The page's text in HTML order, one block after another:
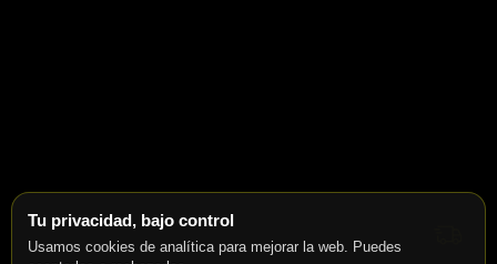
Tu privacidad, bajo control
Usamos cookies de analítica para mejorar la web. Puedes